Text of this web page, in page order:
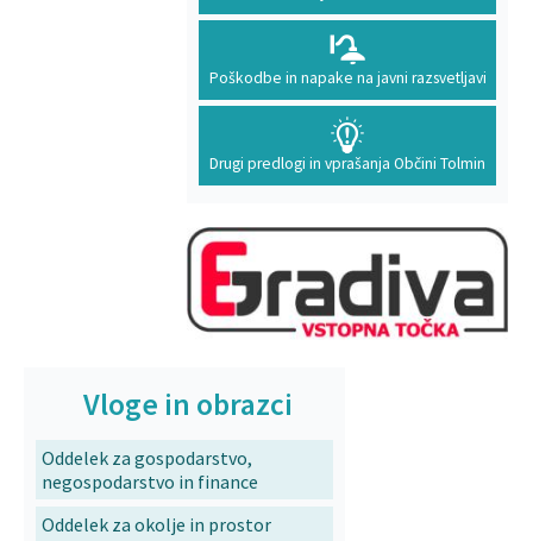
Poškodbe in napake na javni razsvetljavi
Drugi predlogi in vprašanja Občini Tolmin
Vloge in obrazci
Oddelek za gospodarstvo,
negospodarstvo in finance
Oddelek za okolje in prostor